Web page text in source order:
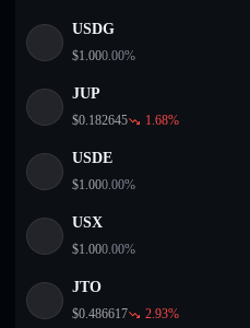
USDG
$1.000.00%
JUP
$0.182645 1.68%
USDE
$1.000.00%
USX
$1.000.00%
JTO
$0.486617 2.93%